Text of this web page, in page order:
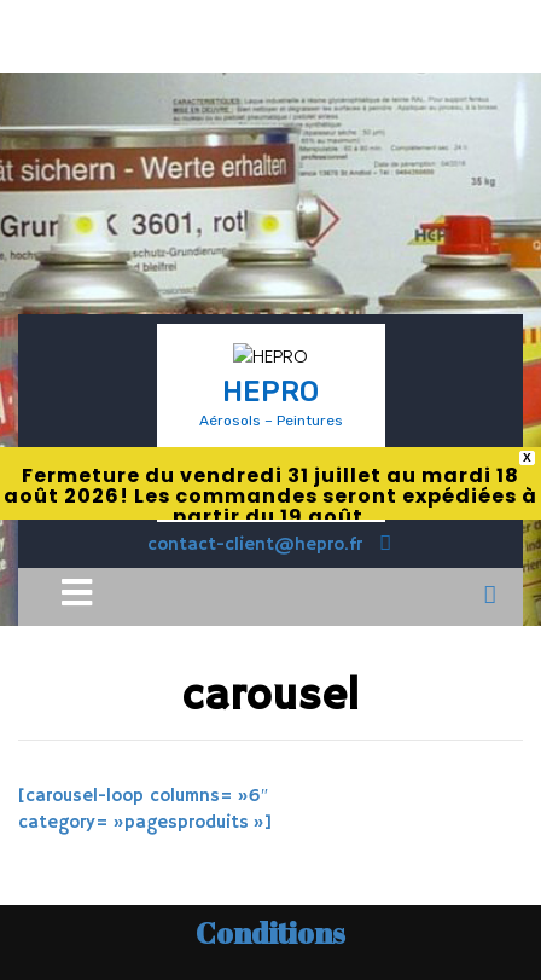
X
Fermeture du vendredi 31 juillet au mardi 18
août 2026! Les commandes seront expédiées à
partir du 19 août.
HEPRO
Aérosols – Peintures
contact-client@hepro.fr
carousel
[carousel-loop columns= »6″
category= »pagesproduits »]
Conditions